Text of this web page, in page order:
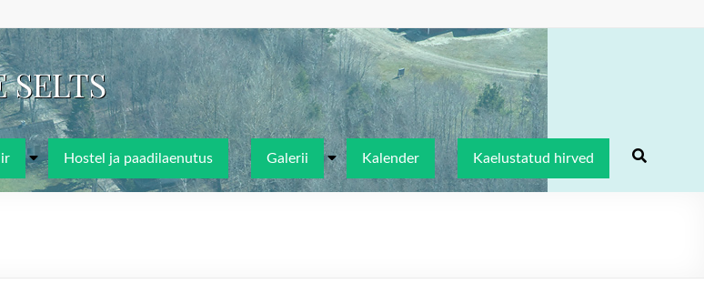
SELTS
Hostel ja paadilaenutus Galerii Kalender Kaelustatud hirved